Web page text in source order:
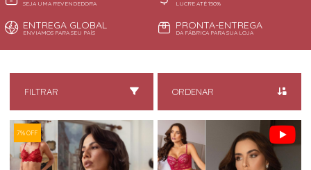
SEJA UMA REVENDEDORA LUCRE ATÉ 150%
ENTREGA GLOBAL
ENVIAMOS PARA SEU PAÍS
PRONTA-ENTREGA
DA FÁBRICA PARA SUA LOJA
FILTRAR ORDENAR
7% OFF